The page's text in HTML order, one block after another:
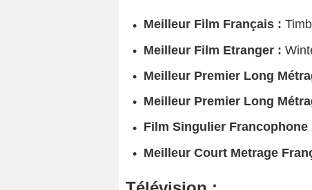
Meilleur Film Français :
Meilleur Film Etranger :
Meilleur Premier Long
Meilleur Premier Long
Film Singulier Francophone
Meilleur Court Metrage